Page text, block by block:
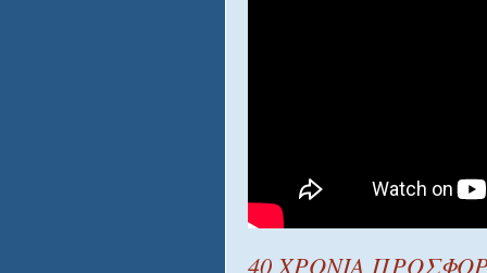
40 ΧΡΟΝΙΑ